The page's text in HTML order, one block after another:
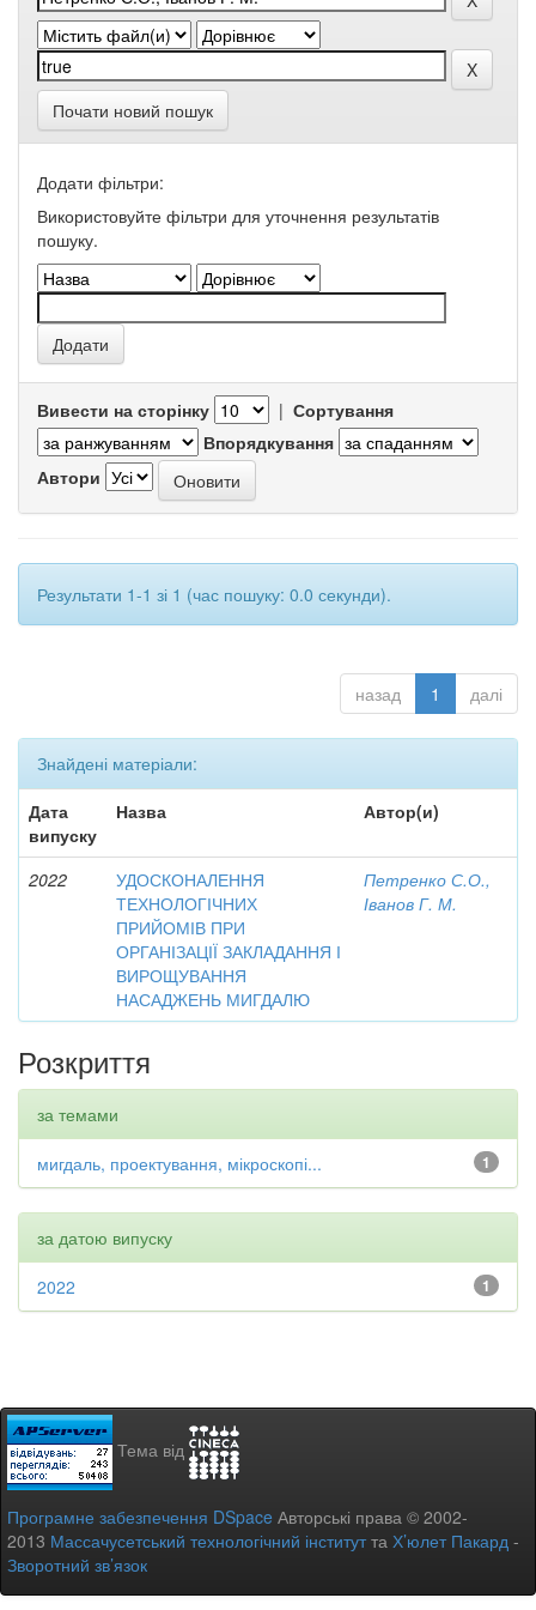
Почати новий пошук
Додати фільтри:
Використовуйте фільтри для уточнення результатів
пошуку.
Вивести на сторінку | Сортування
Впорядкування
Автори
Результати 1-1 зі 1 (час пошуку: 0.0 секунди).
назад 1 далі
Знайдені матеріали:
Дата
випуску
Назва Автор(и)
2022
УДОСКОНАЛЕННЯ
ТЕХНОЛОГІЧНИХ
ПРИЙОМІВ ПРИ
ОРГАНІЗАЦІЇ ЗАКЛАДАННЯ І
ВИРОЩУВАННЯ
НАСАДЖЕНЬ МИГДАЛЮ
Петренко С.О.,
Іванов Г. М.
Розкриття
за темами
1
мигдаль, проектування, мікроскопі...
за датою випуску
1
2022
Тема від
Програмне забезпечення DSpace Авторські права © 2002-
2013 Массачусетський технологічний інститутта Х’юлет Пакард -
Зворотний зв’язок